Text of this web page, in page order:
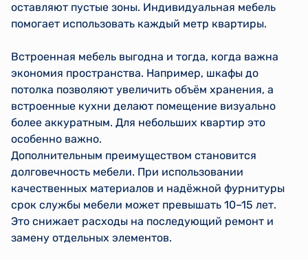
оставляют пустые зоны. Индивидуальная мебель
помогает использовать каждый метр квартиры.
Встроенная мебель выгодна и тогда, когда важна
экономия пространства. Например, шкафы до
потолка позволяют увеличить объём хранения, а
встроенные кухни делают помещение визуально
более аккуратным. Для небольших квартир это
особенно важно.
Дополнительным преимуществом становится
долговечность мебели. При использовании
качественных материалов и надёжной фурнитуры
срок службы мебели может превышать 10–15 лет.
Это снижает расходы на последующий ремонт и
замену отдельных элементов.